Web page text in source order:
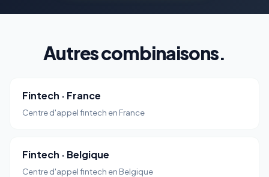
Autres combinaisons.
Fintech · France
Centre d'appel fintech en France
Fintech · Belgique
Centre d'appel fintech en Belgique